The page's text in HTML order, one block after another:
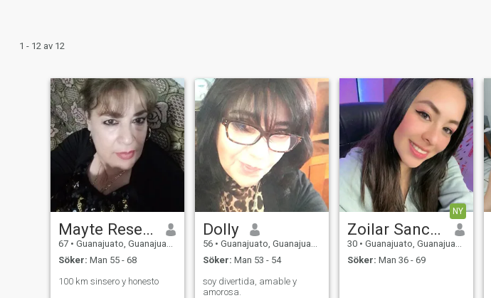
1 - 12 av 12
Mayte Resendiz Méndez
67 • Guanajuato, Guanajuato, Mexico
Söker: Man 55 - 68
100 km sinsero y honesto
Dolly
56 • Guanajuato, Guanajuato, Mexico
Söker: Man 53 - 54
soy divertida, amable y
amorosa.
NY
Zoilar Sanchez
30 • Guanajuato, Guanajuato, Mexico
Söker: Man 36 - 69